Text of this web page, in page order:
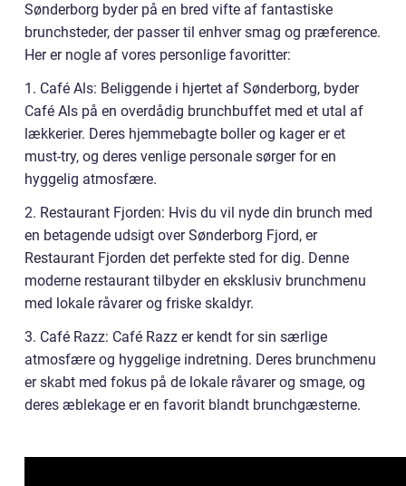
Sønderborg byder på en bred vifte af fantastiske
brunchsteder, der passer til enhver smag og præference.
Her er nogle af vores personlige favoritter:
1. Café Als: Beliggende i hjertet af Sønderborg, byder
Café Als på en overdådig brunchbuffet med et utal af
lækkerier. Deres hjemmebagte boller og kager er et
must-try, og deres venlige personale sørger for en
hyggelig atmosfære.
2. Restaurant Fjorden: Hvis du vil nyde din brunch med
en betagende udsigt over Sønderborg Fjord, er
Restaurant Fjorden det perfekte sted for dig. Denne
moderne restaurant tilbyder en eksklusiv brunchmenu
med lokale råvarer og friske skaldyr.
3. Café Razz: Café Razz er kendt for sin særlige
atmosfære og hyggelige indretning. Deres brunchmenu
er skabt med fokus på de lokale råvarer og smage, og
deres æblekage er en favorit blandt brunchgæsterne.